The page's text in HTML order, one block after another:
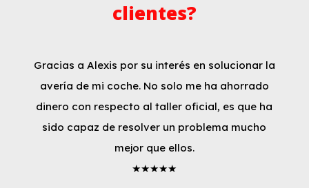
clientes?
Gracias a Alexis por su interés en solucionar la
avería de mi coche. No solo me ha ahorrado
dinero con respecto al taller oficial, es que ha
sido capaz de resolver un problema mucho
mejor que ellos.
★★★★★